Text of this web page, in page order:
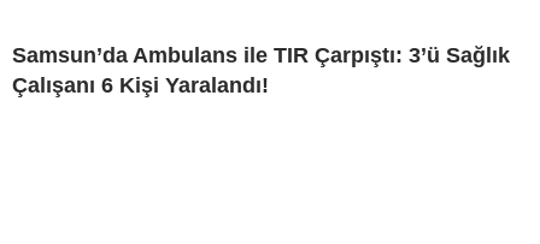
Samsun’da Ambulans ile TIR Çarpıştı: 3’ü Sağlık
Çalışanı 6 Kişi Yaralandı!